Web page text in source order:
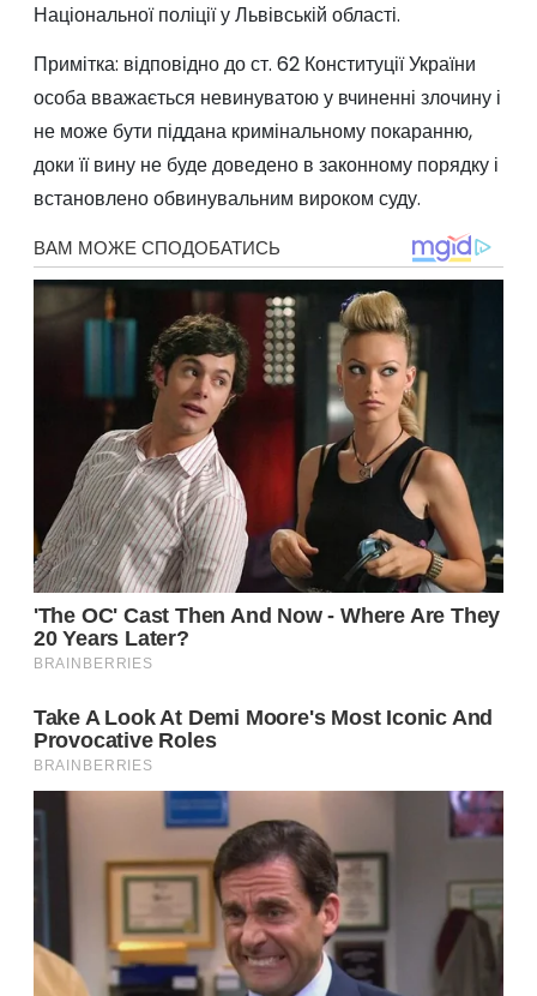
Національної поліції у Львівській області.
Примітка: відповідно до ст. 62 Конституції України
особа вважається невинуватою у вчиненні злочину і
не може бути піддана кримінальному покаранню,
доки її вину не буде доведено в законному порядку і
встановлено обвинувальним вироком суду.